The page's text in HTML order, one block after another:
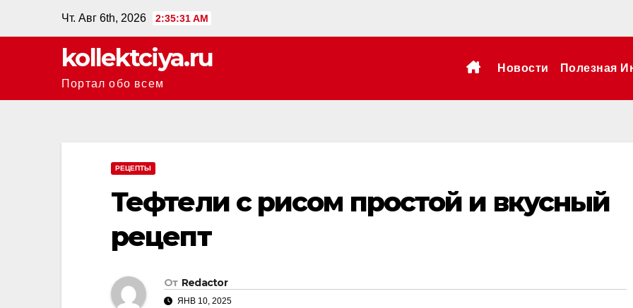
содержанию
Чт. Авг 6th, 2026 2:35:32 AM
kollektciya.ru
Портал обо всем
Новости Полезная
РЕЦЕПТЫ
Тефтели с рисом простой и вкусный
рецепт
От Redactor
ЯНВ 10, 2025